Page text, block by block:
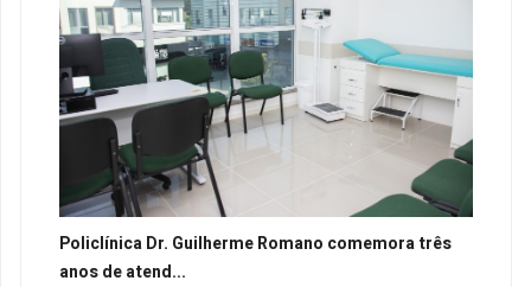
Policlínica Dr. Guilherme Romano comemora três
anos de atend...